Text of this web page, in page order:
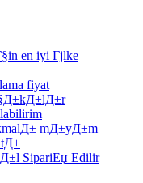
en iyi Гјlke
fiyat
mД±yД±m
SipariЕџ Edilir